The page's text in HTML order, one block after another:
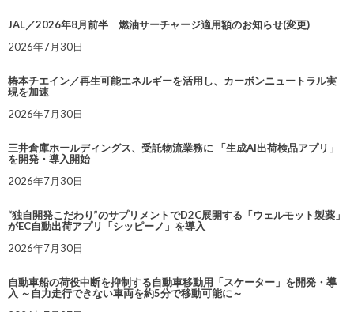
JAL／2026年8月前半 燃油サーチャージ適用額のお知らせ(変更)
2026年7月30日
椿本チエイン／再生可能エネルギーを活用し、カーボンニュートラル実
現を加速
2026年7月30日
三井倉庫ホールディングス、受託物流業務に 「生成AI出荷検品アプリ」
を開発・導入開始
2026年7月30日
“独自開発こだわり”のサプリメントでD2C展開する「ウェルモット製薬」
がEC自動出荷アプリ「シッピーノ」を導入
2026年7月30日
自動車船の荷役中断を抑制する自動車移動用「スケーター」を開発・導
入 ～自力走行できない車両を約5分で移動可能に～